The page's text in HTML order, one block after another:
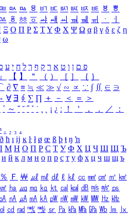
ㅮ ㅯ ㅰ ㅱ ㅲ ㅳ ㅴ ㅵ ㅶ ㅷ ㅸ
ㅹ
ㆄ ㆅ ㆆ ㆇ ㆈ ㆉ ㆊ ㆋ ㆌ ㆍ
ㆎ
Ξ Ο Π Ρ Σ ΤΥ Φ Χ Ψ Ω α β γ δ ε ζ η
ω
פ ם ן ו ט א ר ק ף ך ל ח י ע
』 【 】 ＂ （ ） ［ ］ ｛ ｝
∂ ∇ ≡ ≒ ≪ ≫ √ ∽ ∝ ∵ ∫ ∬ ∈ ∋
∀ ∃ ∮ ∑ ∏ ＋ － ＜ ＝
＞
´ ～ ˇ ˘ ˝ ˚ ˙ ¸ ¡ ¿ ː ！ ＇ ， ． ／
：
₁ ₂ ₃ ₄
ð ħ ı ĳ ĸ ŀ ł ø œ ß þ ŧ ŋ ŉ
М Н О П Р С Т У Ф Х Ц Ч Ш Щ Ъ
и й к л м н о п р с т у ф х ц ч ш щ ъ
％ Ｆ ￦ ㎕ ㎖ ㎗ ℓ ㎘ ㏄ ㎣ ㎤ ㎥ ㎦
㎢ ㏊ ㎍ ㎎ ㎏ ㏏ ㎈ ㎉ ㏈ ㎧ ㎨ ㎰
㎀ ㎁ ㎂ ㎃ ㎄ ㎺ ㎻ ㎽ ㎾ ㎿ ㎐ ㎑
㏅ ㎭ ㎮ ㎯ ㏛ ㎩ ㎪ ㎫ ㎬ ㏝ ㏐
㏓